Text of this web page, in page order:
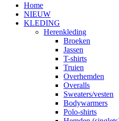
Home
NIEUW
KLEDING
Herenkleding
Broeken
Jassen
T-shirts
Truien
Overhemden
Overalls
Sweaters/vesten
Bodywarmers
Polo-shirts